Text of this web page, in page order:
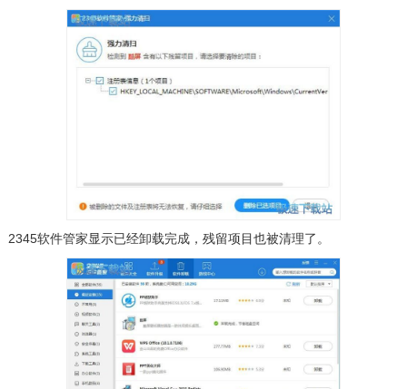
2345软件管家显示已经卸载完成，残留项目也被清理了。